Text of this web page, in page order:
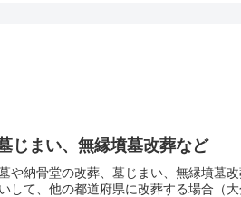
じまい、無縁墳墓改葬など
や納骨堂の改葬、墓じまい、無縁墳墓
して、他の都道府県に改葬する場合（